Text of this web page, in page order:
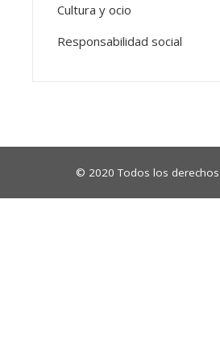
Cultura y ocio
Responsabilidad social
© 2020 Todos los